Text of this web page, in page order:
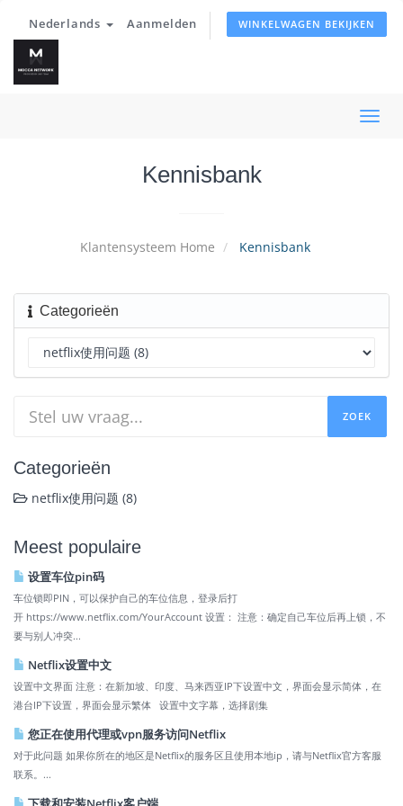
Nederlands Aanmelden WINKELWAGEN BEKIJKEN
Kennisbank
Klantensysteem Home Kennisbank
Categorieën
Categorieën
netflix使用问题 (8)
Meest populaire
设置车位pin码
车位锁即PIN，可以保护自己的车位信息，登录后打
开 https://www.netflix.com/YourAccount 设置： 注意：确定自己车位后再上锁，不
要与别人冲突...
Netflix设置中文
设置中文界面 注意：在新加坡、印度、马来西亚IP下设置中文，界面会显示简体，在
港台IP下设置，界面会显示繁体 设置中文字幕，选择剧集
您正在使用代理或vpn服务访问Netflix
对于此问题 如果你所在的地区是Netflix的服务区且使用本地ip，请与Netflix官方客服
联系。...